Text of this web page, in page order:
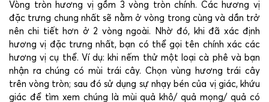
Vòng tròn hương vị gồm 3 vòng tròn chính. Các hương vị
đặc trưng chung nhất sẽ nằm ở vòng trong cùng và dần trở
nên chi tiết hơn ở 2 vòng ngoài. Nhờ đó, khi đã xác định
hương vị đặc trưng nhất, bạn có thể gọi tên chính xác các
hương vị cụ thể. Ví dụ: khi nếm thử một loại cà phê và bạn
nhận ra chúng có mùi trái cây. Chọn vùng hương trái cây
trên vòng tròn; sau đó sử dụng sự nhạy bén của vị giác, khứu
giác để tìm xem chúng là mùi quả khô/ quả mọng/ quả có